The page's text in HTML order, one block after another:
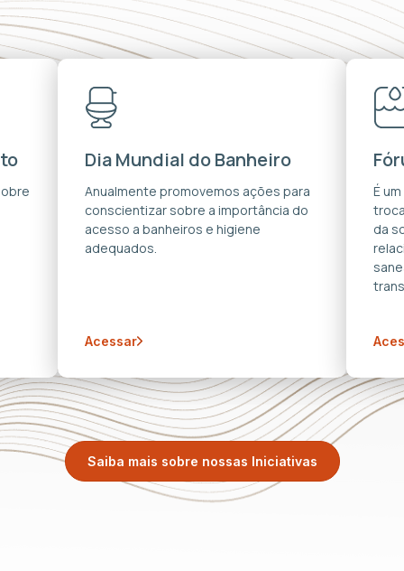
Dia Mundial do Banheiro
Anualmente promovemos ações para
conscientizar sobre a importância do
acesso a banheiros e higiene
adequados.
Acessar
É
da
Saiba mais sobre nossas Iniciativas